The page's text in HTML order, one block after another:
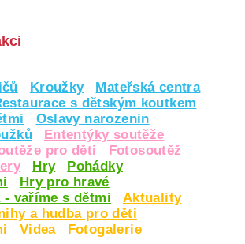
Kroužky
Mateřská centra
s dětským koutkem
Oslavy narozenin
Ententýky soutěže
pro děti
Fotosoutěž
Hry
Pohádky
Hry pro hravé
- vaříme s dětmi
Aktuality
a hudba pro děti
Videa
Fotogalerie